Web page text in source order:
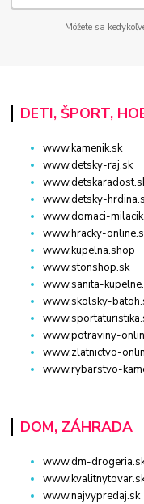
Môžete sa
DETI, ŠPORT,
www.kamenik.sk
www.detsky-raj.sk
www.detsky-
www.domaci-
www.hracky-
www.kupelna.shop
www.stonshop.sk
www.sanita-
www.skolsky-
www.potraviny-
www.zlatnictvo-
www.rybarstvo-
DOM, ZÁHRADA
www.dm-
www.najvypredaj.sk